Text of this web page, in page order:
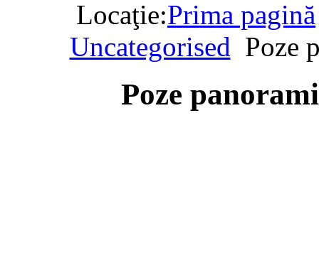
Locaţie:Prima pagină
Uncategorised Poze
Poze